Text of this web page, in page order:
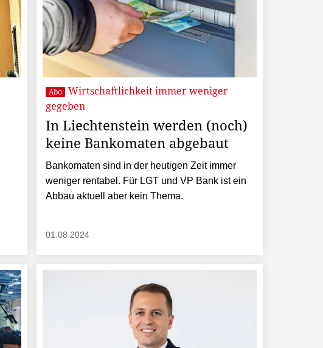
Abo Wirtschaftlichkeit immer weniger
gegeben
In Liechtenstein werden (noch)
keine Bankomaten abgebaut
Bankomaten sind in der heutigen Zeit immer
weniger rentabel. Für LGT und VP Bank ist ein
Abbau aktuell aber kein Thema.
01.08.2024